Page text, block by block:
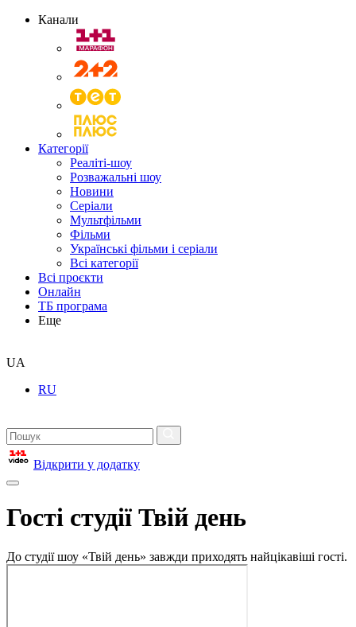
Канали
Категорії
Реаліті-шоу
Розважальні шоу
Новини
Серіали
Мультфільми
Фільми
Українські фільми і серіали
Всі категорії
Всі проєкти
Онлайн
ТБ програма
Еще
UA
RU
Відкрити у додатку
Гості студії Твій день
До студії шоу «Твій день» завжди приходять найцікавіші гості.